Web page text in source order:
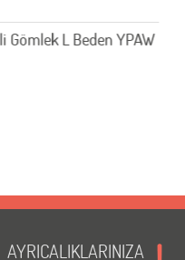
L Beden YPAW
AYRICALIKLARINIZA